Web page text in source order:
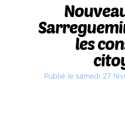
les
Publié le samedi 27